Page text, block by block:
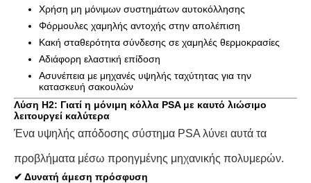
Χρήση μη μόνιμων συστημάτων αυτοκόλλησης
Φόρμουλες χαμηλής αντοχής στην απολέπιση
Κακή σταθερότητα σύνδεσης σε χαμηλές θερμοκρασίες
Αδιάφορη ελαστική επίδοση
Ασυνέπεια με μηχανές υψηλής ταχύτητας για την
κατασκευή σακουλών
Λύση H2: Γιατί η μόνιμη κόλλα PSA με καυτό λιώσιμο
λειτουργεί καλύτερα
Ένα υψηλής απόδοσης σύστημα PSA λύνει αυτά τα
προβλήματα μέσω προηγμένης μηχανικής πολυμερών.
✔ Δυνατή άμεση πρόσφυση